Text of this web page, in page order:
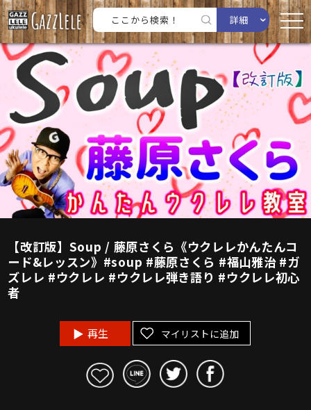
詳細
【改訂版】Soup / 藤原さくら《ウクレレかんたんコ
ード&レッスン》#soup #藤原さくら #福山雅治 #ガ
ズレレ #ウクレレ #ウクレレ弾き語り #ウクレレ初心
者
再生 マイリストに追加